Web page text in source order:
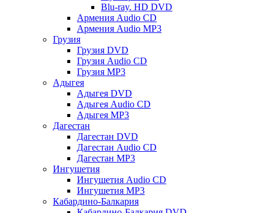
Blu-ray. HD DVD
Армения Audio CD
Армения Audio MP3
Грузия
Грузия DVD
Грузия Audio CD
Грузия MP3
Адыгея
Адыгея DVD
Адыгея Audio CD
Адыгея MP3
Дагестан
Дагестан DVD
Дагестан Audio CD
Дагестан MP3
Ингушетия
Ингушетия Audio CD
Ингушетия MP3
Кабардино-Балкария